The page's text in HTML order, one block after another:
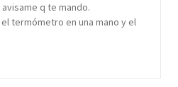
q te mando.
termómetro en una mano y el